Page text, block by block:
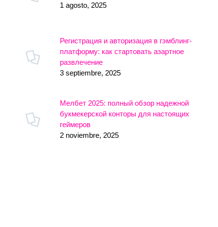
1 agosto, 2025
Регистрация и авторизация в гэмблинг-
платформу: как стартовать азартное
развлечение
3 septiembre, 2025
Мелбет 2025: полный обзор надежной
букмекерской конторы для настоящих
геймеров
2 noviembre, 2025